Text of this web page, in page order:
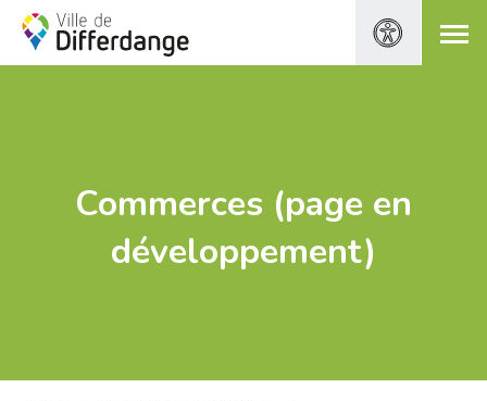
Commerces (page en
développement)